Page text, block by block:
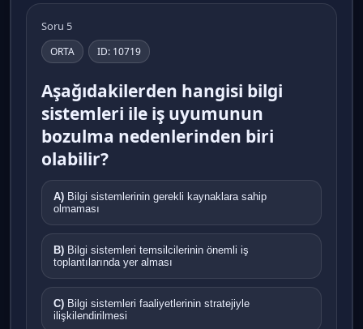
Soru 5
ORTA ID: 10719
Aşağıdakilerden hangisi bilgi
sistemleri ile iş uyumunun
bozulma nedenlerinden biri
olabilir?
A)
olmaması
B)
toplantılarında yer alması
C)
ilişkilendirilmesi